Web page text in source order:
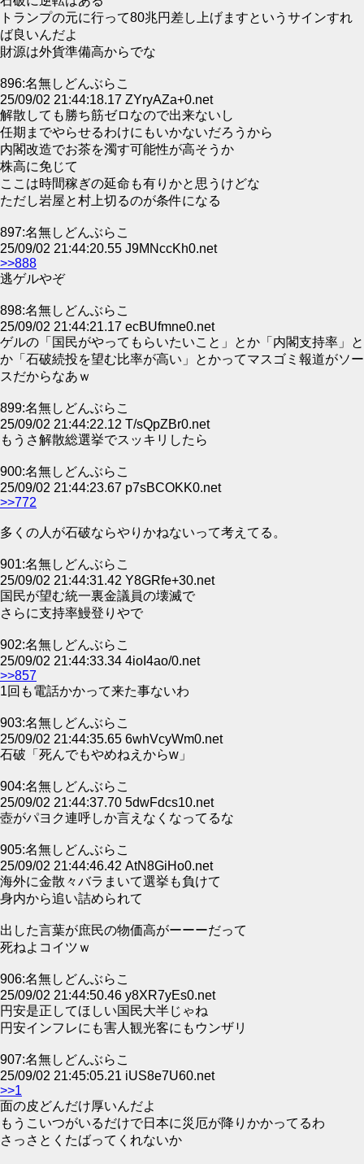
トランプの元に行って80兆円差し上げますというサインすれ
ば良いんだよ
財源は外貨準備高からでな
896:名無しどんぶらこ
25/09/02 21:44:18.17 ZYryAZa+0.net
解散しても勝ち筋ゼロなので出来ないし
任期までやらせるわけにもいかないだろうから
内閣改造でお茶を濁す可能性が高そうか
株高に免じて
ここは時間稼ぎの延命も有りかと思うけどな
ただし岩屋と村上切るのが条件になる
897:名無しどんぶらこ
25/09/02 21:44:20.55 J9MNccKh0.net
>>888
逃ゲルやぞ
898:名無しどんぶらこ
25/09/02 21:44:21.17 ecBUfmne0.net
ゲルの「国民がやってもらいたいこと」とか「内閣支持率」と
か「石破続投を望む比率が高い」とかってマスゴミ報道がソー
スだからなあｗ
899:名無しどんぶらこ
25/09/02 21:44:22.12 T/sQpZBr0.net
もうさ解散総選挙でスッキリしたら
900:名無しどんぶらこ
25/09/02 21:44:23.67 p7sBCOKK0.net
>>772
多くの人が石破ならやりかねないって考えてる。
901:名無しどんぶらこ
25/09/02 21:44:31.42 Y8GRfe+30.net
国民が望む統一裏金議員の壊滅で
さらに支持率鰻登りやで
902:名無しどんぶらこ
25/09/02 21:44:33.34 4ioI4ao/0.net
>>857
1回も電話かかって来た事ないわ
903:名無しどんぶらこ
25/09/02 21:44:35.65 6whVcyWm0.net
石破「死んでもやめねえからw」
904:名無しどんぶらこ
25/09/02 21:44:37.70 5dwFdcs10.net
壺がパヨク連呼しか言えなくなってるな
905:名無しどんぶらこ
25/09/02 21:44:46.42 AtN8GiHo0.net
海外に金散々バラまいて選挙も負けて
身内から追い詰められて
出した言葉が庶民の物価高がーーーだって
死ねよコイツｗ
906:名無しどんぶらこ
25/09/02 21:44:50.46 y8XR7yEs0.net
円安是正してほしい国民大半じゃね
円安インフレにも害人観光客にもウンザリ
907:名無しどんぶらこ
25/09/02 21:45:05.21 iUS8e7U60.net
>>1
面の皮どんだけ厚いんだよ
もうこいつがいるだけで日本に災厄が降りかかってるわ
さっさとくたばってくれないか